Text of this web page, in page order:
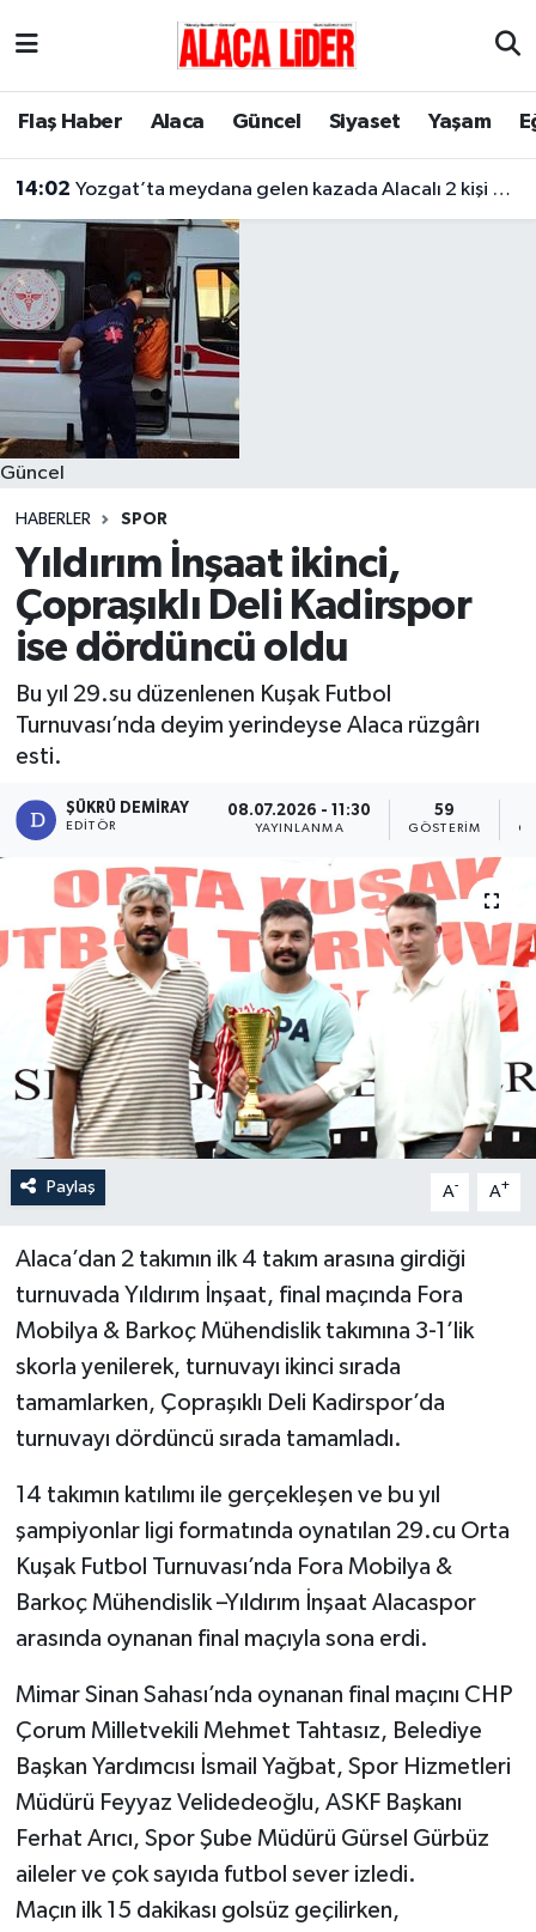
Flaş Haber Alaca Güncel Siyaset Yaşam
14:02 Yozgat’ta meydana gelen kazada Alacalı 2 kişi hayatını kaybetti
Güncel
HABERLER SPOR
Yıldırım İnşaat ikinci,
Çopraşıklı Deli Kadirspor
ise dördüncü oldu
Bu yıl 29.su düzenlenen Kuşak Futbol
Turnuvası’nda deyim yerindeyse Alaca rüzgârı
esti.
ŞÜKRÜ DEMIRAY
EDITÖR
08.07.2026 - 11:30
YAYINLANMA
59
GÖSTERIM
Paylaş A- A+
Alaca’dan 2 takımın ilk 4 takım arasına girdiği
turnuvada Yıldırım İnşaat, final maçında Fora
Mobilya & Barkoç Mühendislik takımına 3-1’lik
skorla yenilerek, turnuvayı ikinci sırada
tamamlarken, Çopraşıklı Deli Kadirspor’da
turnuvayı dördüncü sırada tamamladı.
14 takımın katılımı ile gerçekleşen ve bu yıl
şampiyonlar ligi formatında oynatılan 29.cu Orta
Kuşak Futbol Turnuvası’nda Fora Mobilya &
Barkoç Mühendislik –Yıldırım İnşaat Alacaspor
arasında oynanan final maçıyla sona erdi.
Mimar Sinan Sahası’nda oynanan final maçını CHP
Çorum Milletvekili Mehmet Tahtasız, Belediye
Başkan Yardımcısı İsmail Yağbat, Spor Hizmetleri
Müdürü Feyyaz Velidedeoğlu, ASKF Başkanı
Ferhat Arıcı, Spor Şube Müdürü Gürsel Gürbüz
aileler ve çok sayıda futbol sever izledi.
Maçın ilk 15 dakikası golsüz geçilirken,
Çorum Nöbetçi Eczaneler
Çorum Trafik Yoğunluk Haritası
Süper Lig Puan Durumu ve Fikstür
Tüm Manşetler
Son Dakika Haberleri
Haber Arşivi